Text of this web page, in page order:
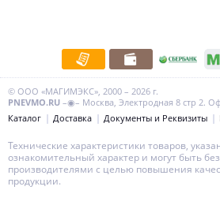
© ООО «МАГИМЭКС», 2000 – 2026 г.
PNEVMO.RU –◉– Москва, Электродная 8 стр 2.
Каталог
Доставка Документы и Реквизиты
Технические характеристики товаров,
ознакомительный характер и могут быть
производителями с целью повышения
продукции.